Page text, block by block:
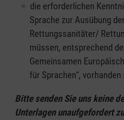
die erforderlichen
Sprache zur Ausübung
Rettungssanitäter/
müssen, entsprechend
Gemeinsamen
für Sprachen“, vorhanden
Bitte senden Sie uns keine
Unterlagen unaufgefordert